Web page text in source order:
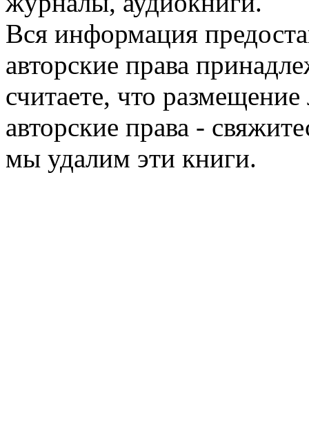
Вся информация
авторские права
считаете, что
авторские права -
мы удалим эти книги.